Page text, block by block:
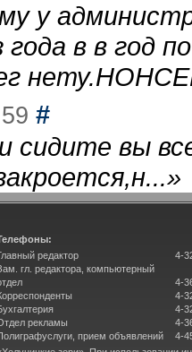
у
в в год
#
сидите вы
»
редактор
гл. редактора, компьютерный
рекламы
прием объявлений
4-
4-
4-
4-
4-
4-